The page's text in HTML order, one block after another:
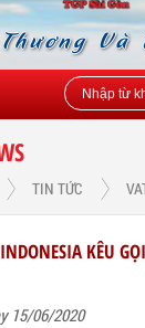
Và
TIN TỨC
KÊU
15/06/2020